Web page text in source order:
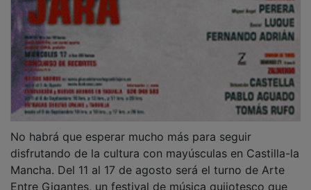
poniendo en relieve la inquietud artística que existe en
Manzanares. El pasado año fue especial, con una
programación que se desarrolló en diferentes
formatos, cargada de teatro social y comprometido.
La muestra abordó el teatro de sala, el teatro de calle
y el microteatro, así como otras manifestaciones
artísticas como la música, actividades formativas y
encuentros con el público.
PUBLICIDAD
Precisamente el pasado año, el FITC recibió uno de